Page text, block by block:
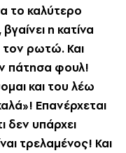
το καλύτερο
η κατίνα
ρωτώ. Και
πάτησα φουλ!
και του λέω
Επανέρχεται
δεν υπάρχει
τρελαμένος! Και